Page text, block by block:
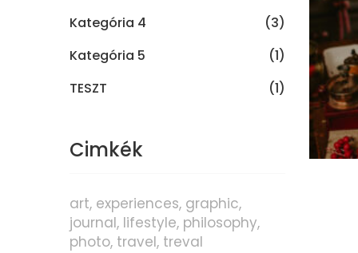
Kategória 4
(3)
Kategória 5
(1)
TESZT
(1)
Cimkék
art experiences graphic
journal lifestyle philosophy
photo travel treval